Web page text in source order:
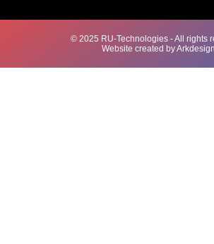
© 2025 RU-Technologies - All rights
Website created by Arkdesign